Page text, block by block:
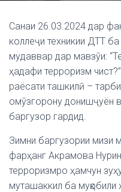
Санаи 26.03.2024 дар
коллеҷи техникии ДТТ
мудаввар дар мавзӯи:
ҳадафи терроризм
раёсати ташкилӣ –
омӯзгорону донишҷуён
баргузор гардид.
Зимни баргузории мизи
фарҳанг Акрамова
терроризмро ҳамчун
муташаккил ба